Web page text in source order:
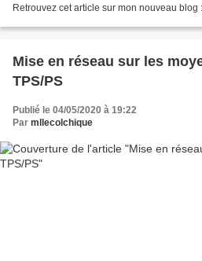
Retrouvez cet article sur mon nouveau blog
Mise en réseau sur les
TPS/PS
Publié le 04/05/2020 à 19:22
Par mllecolchique